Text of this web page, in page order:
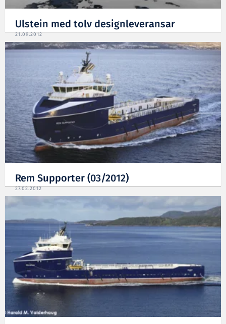
Ulstein med tolv designleveransar
21.09.2012
Rem Supporter (03/2012)
27.02.2012